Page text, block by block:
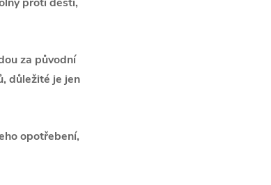
za původní
důležité je jen
opotřebení,